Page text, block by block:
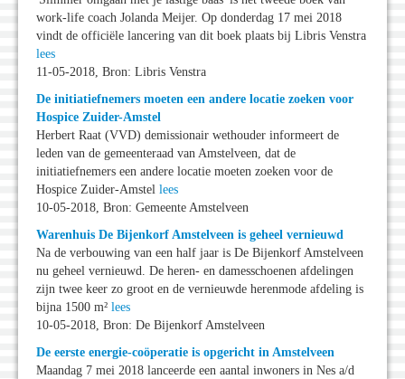
work-life coach Jolanda Meijer. Op donderdag 17 mei 2018
vindt de officiële lancering van dit boek plaats bij Libris Venstra
lees
11-05-2018, Bron: Libris Venstra
De initiatiefnemers moeten een andere locatie zoeken voor
Hospice Zuider-Amstel
Herbert Raat (VVD) demissionair wethouder informeert de
leden van de gemeenteraad van Amstelveen, dat de
initiatiefnemers een andere locatie moeten zoeken voor de
Hospice Zuider-Amstel lees
10-05-2018, Bron: Gemeente Amstelveen
Warenhuis De Bijenkorf Amstelveen is geheel vernieuwd
Na de verbouwing van een half jaar is De Bijenkorf Amstelveen
nu geheel vernieuwd. De heren- en damesschoenen afdelingen
zijn twee keer zo groot en de vernieuwde herenmode afdeling is
bijna 1500 m² lees
10-05-2018, Bron: De Bijenkorf Amstelveen
De eerste energie-coöperatie is opgericht in Amstelveen
Maandag 7 mei 2018 lanceerde een aantal inwoners in Nes a/d